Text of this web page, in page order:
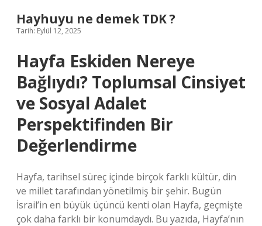
Hayhuyu ne demek TDK ?
Tarih: Eylül 12, 2025
Hayfa Eskiden Nereye
Bağlıydı? Toplumsal Cinsiyet
ve Sosyal Adalet
Perspektifinden Bir
Değerlendirme
Hayfa, tarihsel süreç içinde birçok farklı kültür, din
ve millet tarafından yönetilmiş bir şehir. Bugün
İsrail’in en büyük üçüncü kenti olan Hayfa, geçmişte
çok daha farklı bir konumdaydı. Bu yazıda, Hayfa’nın